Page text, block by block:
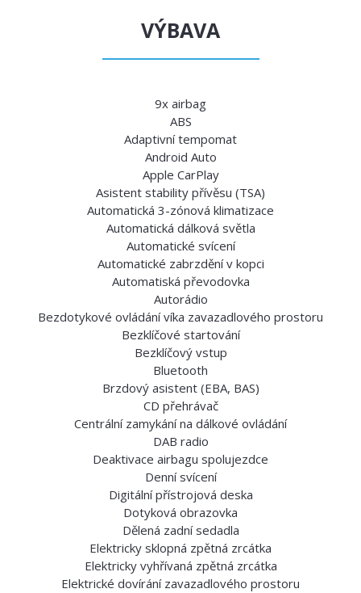
VÝBAVA
9x airbag
ABS
Adaptivní tempomat
Android Auto
Apple CarPlay
Asistent stability přívěsu (TSA)
Automatická 3-zónová klimatizace
Automatická dálková světla
Automatické svícení
Automatické zabrzdění v kopci
Automatiská převodovka
Autorádio
Bezdotykové ovládání víka zavazadlového prostoru
Bezklíčové startování
Bezklíčový vstup
Bluetooth
Brzdový asistent (EBA, BAS)
CD přehrávač
Centrální zamykání na dálkové ovládání
DAB radio
Deaktivace airbagu spolujezdce
Denní svícení
Digitální přístrojová deska
Dotyková obrazovka
Dělená zadní sedadla
Elektricky sklopná zpětná zrcátka
Elektricky vyhřívaná zpětná zrcátka
Elektrické dovírání zavazadlového prostoru